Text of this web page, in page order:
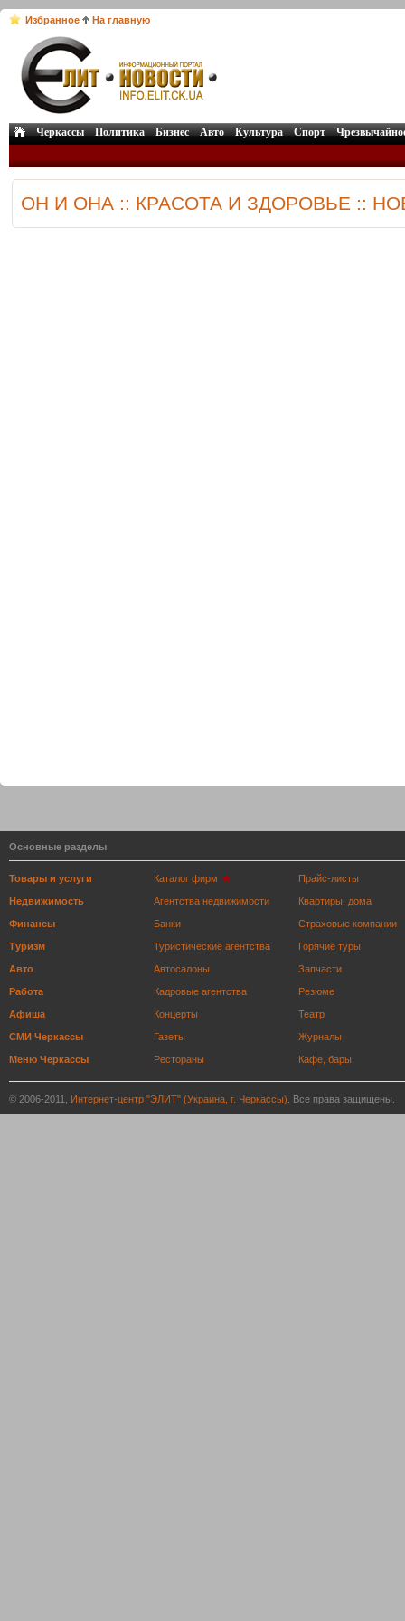
Избранное На главную
Черкассы Политика Бизнес Авто Культура Спорт
ОН И ОНА :: КРАСОТА И ЗДОРОВЬЕ ::
Основные разделы
Товары и услуги
Недвижимость
Финансы
Туризм
Авто
Работа
Афиша
СМИ Черкассы
Меню Черкассы
Каталог фирм
Агентства недвижимости
Банки
Туристические агентства
Автосалоны
Кадровые агентства
Концерты
Газеты
Рестораны
Прайс-листы
Квартиры, дома
Страховые компании
Горячие туры
Запчасти
Резюме
Театр
Журналы
Кафе, бары
© 2006-2011, Интернет-центр "ЭЛИТ" (Украина, г. Черкассы) . Все права защищены.